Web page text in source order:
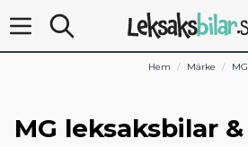
Hem Märke MG
MG leksaksbilar &